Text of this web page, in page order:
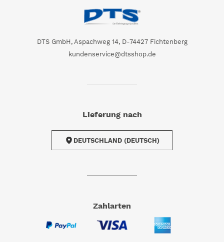
DTS GmbH, Aspachweg 14, D-74427 Fichtenberg
kundenservice@dtsshop.de
Lieferung nach
DEUTSCHLAND (DEUTSCH)
Zahlarten